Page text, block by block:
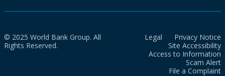
© 2025 World Bank Group. All
Rights Reserved.
Legal
Privacy Notice
Site Accessibility
Access to Information
Scam Alert
File a Complaint